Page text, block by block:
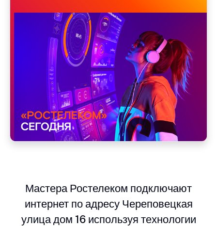
Мастера Ростелеком подключают
интернет по адресу Череповецкая
улица дом 16 используя технологии